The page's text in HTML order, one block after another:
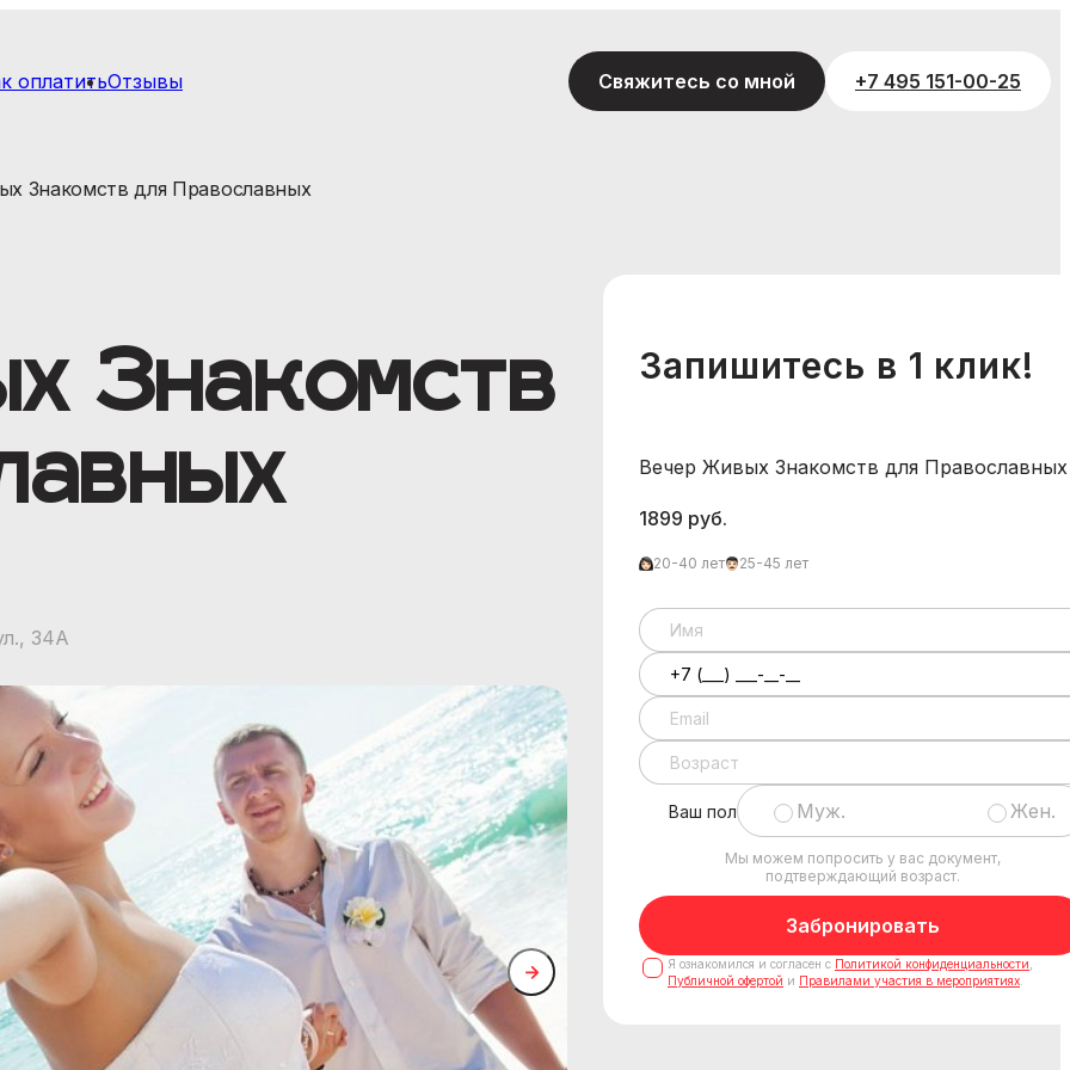
оплатитьОтзывы Свяжитесь со мной +7 495 151-00-25
Знакомств для Православных
Знакомств
34А
Запишитесь в 1 клик!
Вечер Живых Знакомств для Православных
1899 руб.
20-40 лет 25-45 лет
Ваш пол Муж. Жен.
Мы можем попросить у вас документ,
подтверждающий возраст.
Забронировать
Я ознакомился и согласен с Политикой конфиденциальности
Публичной офертой и Правилами участия в мероприятиях